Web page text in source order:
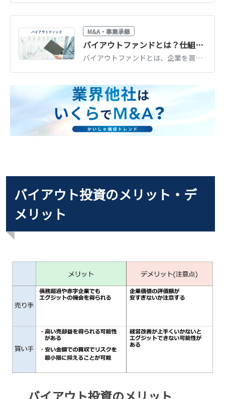
M&A・事業承継
バイアウトファンドとは？仕組み・ヘッジファンドとの違い・事例を解説
バイアウトファンドとは、企業を買収し価値を高めて売却するPEファンドの一種です。投資の仕組み、ヘッジファンドとの違い、事業承継での活用事例を解説します。
バイアウト投資のメリット・デ
メリット